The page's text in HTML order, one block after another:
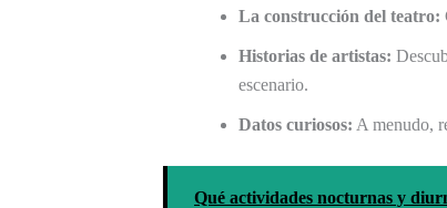
La construcción del teatro:
Historias de artistas:
escenario.
Datos curiosos: A menudo,
Qué actividades nocturnas y